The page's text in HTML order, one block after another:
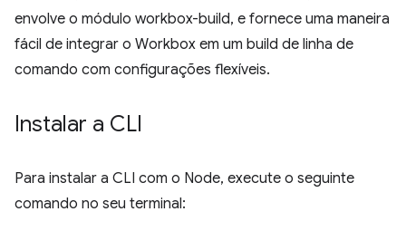
envolve o módulo workbox-build, e fornece uma maneira
fácil de integrar o Workbox em um build de linha de
comando com configurações flexíveis.
Instalar a CLI
Para instalar a CLI com o Node, execute o seguinte
comando no seu terminal: